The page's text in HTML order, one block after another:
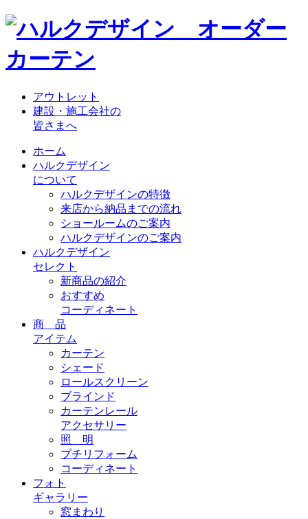
アウトレット
建設・施工会社の
皆さまへ
ホーム
ハルクデザイン
について
ハルクデザインの特徴
来店から納品までの流れ
ショールームのご案内
ハルクデザインのご案内
ハルクデザイン
セレクト
新商品の紹介
おすすめ
コーディネート
商 品
アイテム
カーテン
シェード
ロールスクリーン
ブラインド
カーテンレール
アクセサリー
照 明
プチリフォーム
コーディネート
フォト
ギャラリー
窓まわり